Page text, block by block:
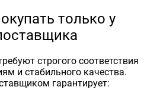
только у
строгого соответствия
и стабильного качества.
гарантирует: